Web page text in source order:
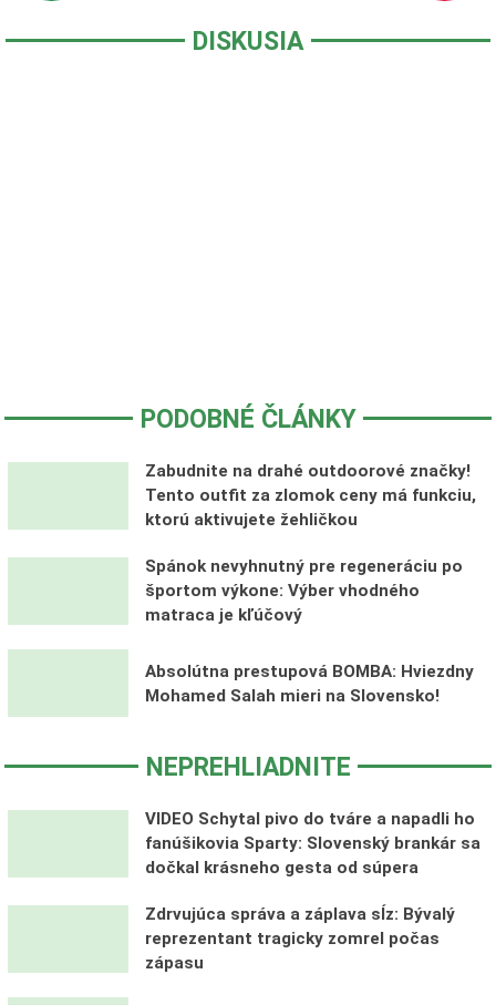
DISKUSIA
PODOBNÉ ČLÁNKY
Zabudnite na drahé outdoorové značky!
Tento outfit za zlomok ceny má funkciu,
ktorú aktivujete žehličkou
Spánok nevyhnutný pre regeneráciu po
športom výkone: Výber vhodného
matraca je kľúčový
Absolútna prestupová BOMBA: Hviezdny
Mohamed Salah mieri na Slovensko!
NEPREHLIADNITE
VIDEO Schytal pivo do tváre a napadli ho
fanúšikovia Sparty: Slovenský brankár sa
dočkal krásneho gesta od súpera
Zdrvujúca správa a záplava sĺz: Bývalý
reprezentant tragicky zomrel počas
zápasu